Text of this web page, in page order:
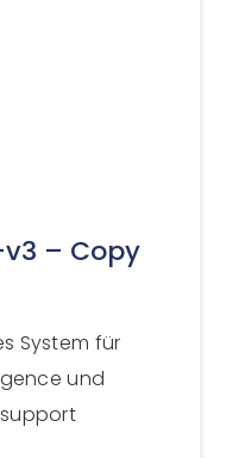
– Copy
System für
und